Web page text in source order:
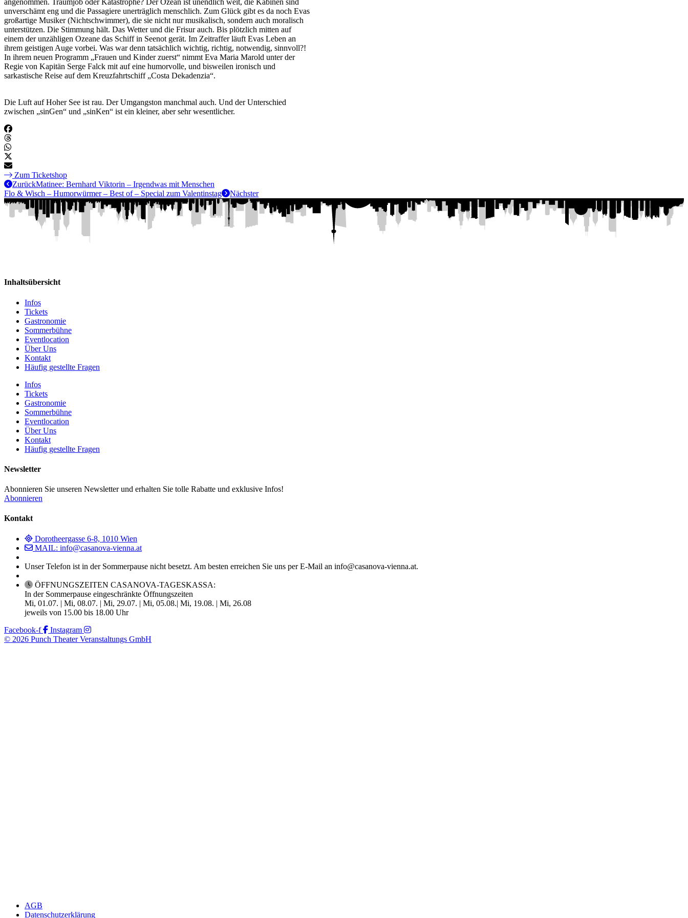
unverschämt eng und die Passagiere unerträglich menschlich. Zum Glück gibt es da noch Evas
großartige Musiker (Nichtschwimmer), die sie nicht nur musikalisch, sondern auch moralisch
unterstützen. Die Stimmung hält. Das Wetter und die Frisur auch. Bis plötzlich mitten auf
einem der unzähligen Ozeane das Schiff in Seenot gerät. Im Zeitraffer läuft Evas Leben an
ihrem geistigen Auge vorbei. Was war denn tatsächlich wichtig, richtig, notwendig, sinnvoll?!
In ihrem neuen Programm „Frauen und Kinder zuerst“ nimmt Eva Maria Marold unter der
Regie von Kapitän Serge Falck mit auf eine humorvolle, und bisweilen ironisch und
sarkastische Reise auf dem Kreuzfahrtschiff „Costa Dekadenzia“.
Die Luft auf Hoher See ist rau. Der Umgangston manchmal auch. Und der Unterschied
zwischen „sinGen“ und „sinKen“ ist ein kleiner, aber sehr wesentlicher.
Zum Ticketshop
ZurückMatinee: Bernhard Viktorin – Irgendwas mit Menschen
Flo & Wisch – Humorwürmer – Best of – Special zum Valentinstag
Nächster
Inhaltsübersicht
Infos
Tickets
Gastronomie
Sommerbühne
Eventlocation
Über Uns
Kontakt
Häufig gestellte Fragen
Infos
Tickets
Gastronomie
Sommerbühne
Eventlocation
Über Uns
Kontakt
Häufig gestellte Fragen
Newsletter
Abonnieren Sie unseren Newsletter und erhalten Sie tolle Rabatte und exklusive Infos!
Abonnieren
Kontakt
Dorotheergasse 6-8, 1010 Wien
MAIL: info@casanova-vienna.at
Unser Telefon ist in der Sommerpause nicht besetzt. Am besten erreichen Sie uns per E-Mail an info@casanova-vienna.at.
ÖFFNUNGSZEITEN CASANOVA-TAGESKASSA:
In der Sommerpause eingeschränkte Öffnungszeiten
Mi, 01.07. | Mi, 08.07. | Mi, 29.07. | Mi, 05.08.| Mi, 19.08. | Mi, 26.08
jeweils von 15.00 bis 18.00 Uhr
Facebook-f
Instagram
© 2026 Punch Theater Veranstaltungs GmbH
AGB
Datenschutzerklärung